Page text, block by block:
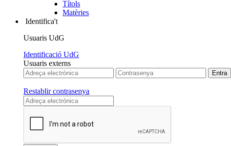
Títols
Matèries
Identifica't
Usuaris UdG
Identificació UdG
Usuaris externs
Restablir contrasenya